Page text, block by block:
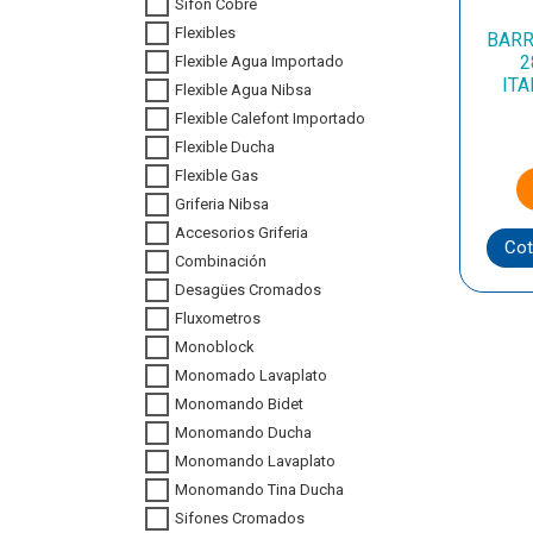
Sifon Cobre
Flexibles
Flexible Agua Importado
Flexible Agua Nibsa
Flexible Calefont Importado
Flexible Ducha
Flexible Gas
Griferia Nibsa
Accesorios Griferia
Combinación
Desagües Cromados
Fluxometros
Monoblock
Monomado Lavaplato
Monomando Bidet
Monomando Ducha
Monomando Lavaplato
Monomando Tina Ducha
Sifones Cromados